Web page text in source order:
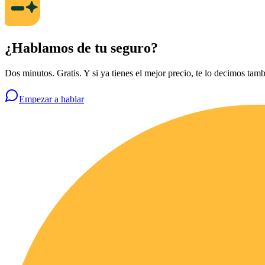
¿Hablamos de tu seguro?
Dos minutos. Gratis. Y si ya tienes el mejor precio, te lo decimos
Empezar a hablar